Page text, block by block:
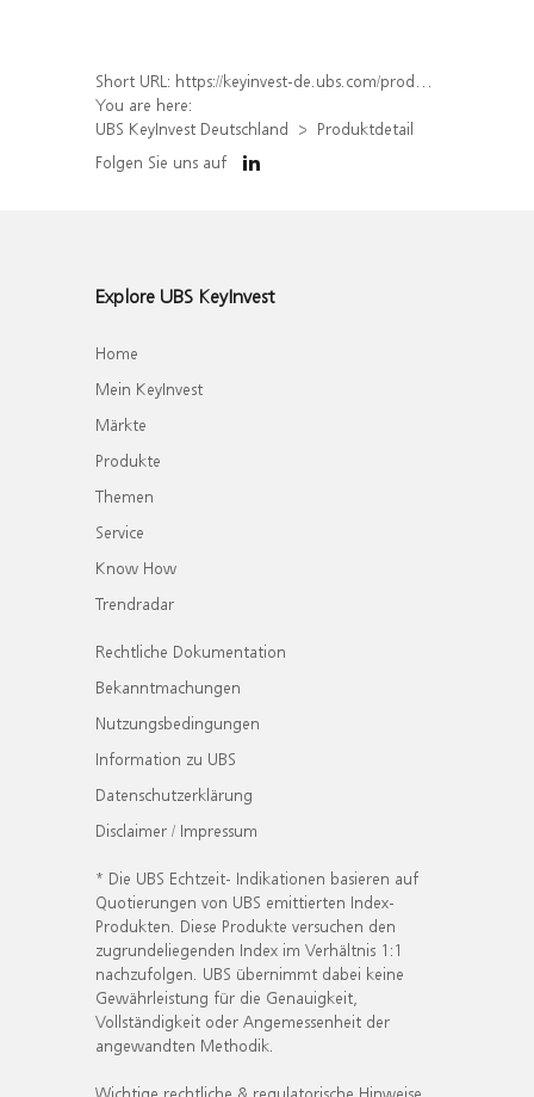
Short URL: https://keyinvest-de.ubs.com/produkt/detail/index/isin/DE000WA3XJJ9
You are here:
UBS KeyInvest Deutschland
Produktdetail
Folgen Sie uns auf
Explore UBS KeyInvest
Home
Mein KeyInvest
Märkte
Produkte
Themen
Service
Know How
Trendradar
Rechtliche Dokumentation
Bekanntmachungen
Nutzungsbedingungen
Information zu UBS
Datenschutzerklärung
Disclaimer / Impressum
* Die UBS Echtzeit- Indikationen basieren auf
Quotierungen von UBS emittierten Index-
Produkten. Diese Produkte versuchen den
zugrundeliegenden Index im Verhältnis 1:1
nachzufolgen. UBS übernimmt dabei keine
Gewährleistung für die Genauigkeit,
Vollständigkeit oder Angemessenheit der
angewandten Methodik.